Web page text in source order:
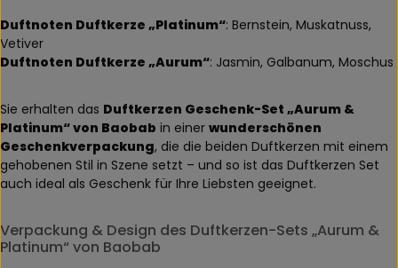
Duftnoten Duftkerze „Platinum“: Bernstein, Muskatnuss,
Vetiver
Duftnoten Duftkerze „Aurum“: Jasmin, Galbanum, Moschus
Sie erhalten das Duftkerzen Geschenk-Set „Aurum &
Platinum“ von Baobab in einer wunderschönen
Geschenkverpackung, die die beiden Duftkerzen mit einem
gehobenen Stil in Szene setzt – und so ist das Duftkerzen Set
auch ideal als Geschenk für Ihre Liebsten geeignet.
Verpackung & Design des Duftkerzen-Sets „Aurum &
Platinum“ von Baobab